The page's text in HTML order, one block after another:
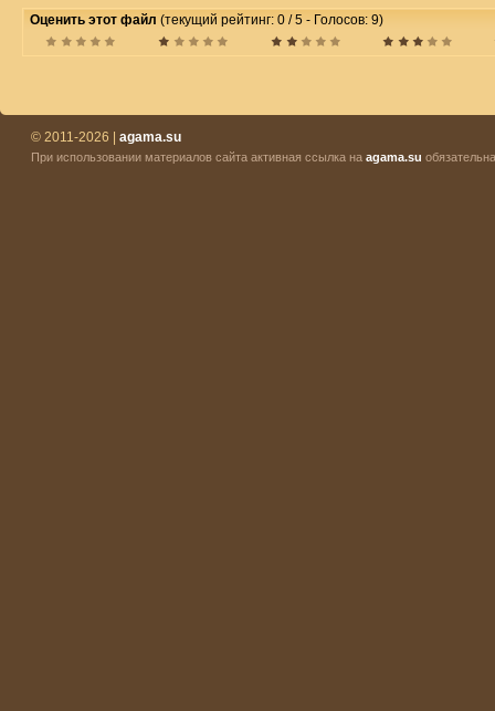
Оценить этот файл (текущий рейтинг: 0 / 5 - Голосов: 9)
© 2011-2026 | agama.su
При использовании материалов сайта активная ссылка на agama.su